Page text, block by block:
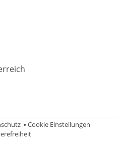
Cookie Einstellungen